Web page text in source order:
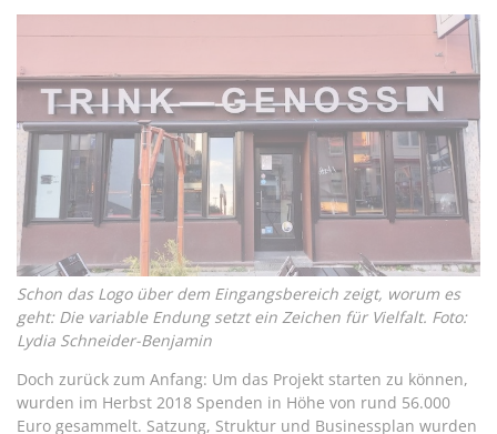
Schon das Logo über dem Eingangsbereich zeigt, worum es
geht: Die variable Endung setzt ein Zeichen für Vielfalt. Foto:
Lydia Schneider-Benjamin
Doch zurück zum Anfang: Um das Projekt starten zu können,
wurden im Herbst 2018 Spenden in Höhe von rund 56.000
Euro gesammelt. Satzung, Struktur und Businessplan wurden